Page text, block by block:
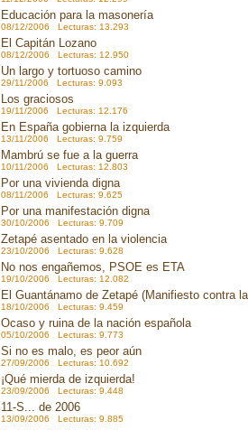
Educación para la masonería
08/12/2006 Lecturas: 13.293
El Capitán Lozano
08/12/2006 Lecturas: 12.950
Un largo y tortuoso camino
29/11/2006 Lecturas: 9.093
Los graciosos
19/11/2006 Lecturas: 12.176
En España gobierna la izquierda
13/11/2006 Lecturas: 9.759
Mambrú se fue a la guerra
10/11/2006 Lecturas: 12.803
Por una vivienda digna
08/11/2006 Lecturas: 9.625
Por una manifestación digna
30/10/2006 Lecturas: 9.709
Zetapé asentado en la violencia
23/10/2006 Lecturas: 9.628
No nos engañemos, PSOE es ETA
19/10/2006 Lecturas: 12.082
El Guantánamo de Zetapé (Manifiesto contra
18/10/2006 Lecturas: 9.459
Ocaso y ruina de la nación española
05/10/2006 Lecturas: 9.773
Si no es malo, es peor aún
27/09/2006 Lecturas: 10.692
¡Qué mierda de izquierda!
23/09/2006 Lecturas: 9.448
11-S... de 2006
13/09/2006 Lecturas: 9.885